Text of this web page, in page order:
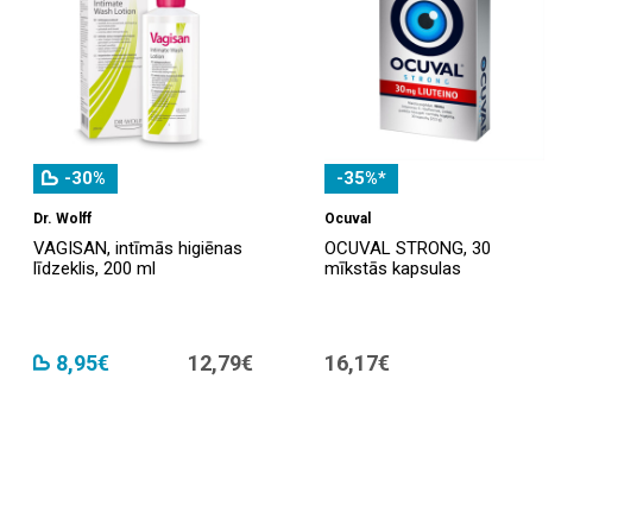
-30%
Dr. Wolff
VAGISAN, intīmās higiēnas
līdzeklis, 200 ml
8,95€ 12,79€
-35%*
Ocuval
OCUVAL STRONG, 30
mīkstās kapsulas
16,17€